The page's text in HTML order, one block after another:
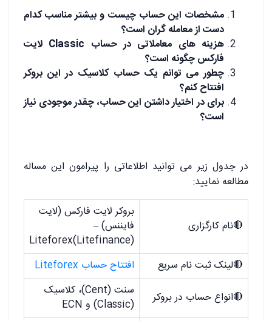
مشخصات این حساب چیست و بیشتر مناسب کدام
دست از معامله گران است؟
هزینه های معاملاتی در حساب Classic لایت
فارکس چگونه است؟
چطور می توانم یک حساب کلاسیک در این بروکر
افتتاح کنم؟
برای در اختیار داشتن این حساب، چقدر موجودی نیاز
است؟
در جدول زیر می توانید اطلاعاتی را پیرامون این مساله
مطالعه نمایید:
🔴نام کارگزاری
بروکر لایت فارکس (لایت
فایننس) –
Liteforex(Litefinance)
🔴لینک ثبت نام سریع
افتتاح حساب Liteforex
🔴انواع حساب در بروکر
سنت (Cent)، کلاسیک
(Classic) و ECN